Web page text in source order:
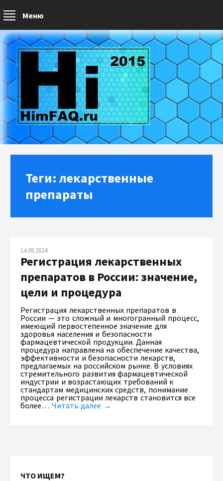
Меню
Теги: лекарственные
препараты
14.08.2024
Регистрация лекарственных
препаратов в России: значение,
цели и процедура
Регистрация лекарственных препаратов в
России — это сложный и многогранный процесс,
имеющий первостепенное значение для
здоровья населения и безопасности
фармацевтической продукции. Данная
процедура направлена на обеспечение качества,
эффективности и безопасности лекарств,
предлагаемых на российском рынке. В условиях
стремительного развития фармацевтической
индустрии и возрастающих требований к
стандартам медицинских средств, понимание
процесса регистрации лекарств становится все
более… Читать далее →
ЧТО ИЩЕМ?